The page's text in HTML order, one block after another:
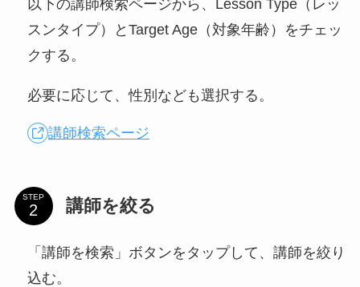
以下の講師検索ページから、Lesson Type（レッ
スンタイプ）とTarget Age（対象年齢）をチェッ
クする。
必要に応じて、性別なども選択する。
講師検索ページ
STEP 講師を絞る
「講師を検索」ボタンをタップして、講師を絞り
込む。